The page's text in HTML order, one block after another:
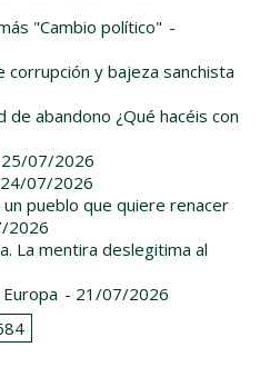
"Cambio político" -
y bajeza sanchista
abandono ¿Qué hacéis con
07/2026
07/2026
pueblo que quiere renacer
2026
La mentira deslegitima al
- 21/07/2026